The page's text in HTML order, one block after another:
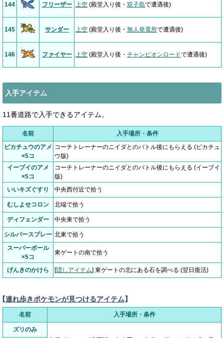
144 フリーザー 上空 (殿堂入り後・ 双子島で遭遇後)
145 サンダー 上空 (殿堂入り後・ 無人発電所で遭遇後)
146 ファイヤー 上空 (殿堂入り後・ チャンピオンロードで遭遇後)
入手アイテム
11番道路で入手できるアイテム。
名前
入手場所・条件
ピカチュウのアメ
×5コ
コーチトレーナーのニイダとのバトル後にもらえる (ピカチュ
ウ版)
イーブイのアメ
×5コ
コーチトレーナーのニイダとのバトル後にもらえる (イーブイ
版)
いいキズぐすり
中央西付近で拾う
むしよせコロン 北端で拾う
ディフェンダー 中央東で拾う
シルバースプレー 北東で拾う
スーパーボール
×5コ
東ゲートの南で拾う
げんきのかけら [隠しアイテム] 東ゲートの北にある石を調べる (翌日復活)
連れ歩きポケモンが見つけるアイテム】
名前 入手場所・条件
ズリのみ